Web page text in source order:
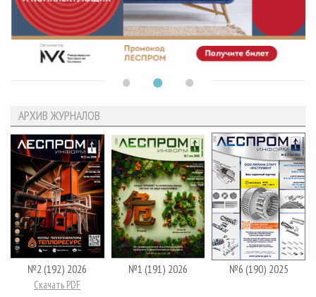
АРХИВ ЖУРНАЛОВ
№2 (192) 2026
Скачать PDF
№1 (191) 2026 №6 (190) 2025